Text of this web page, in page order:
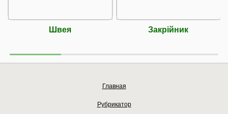
Швея
Закрійник
Главная
Рубрикатор